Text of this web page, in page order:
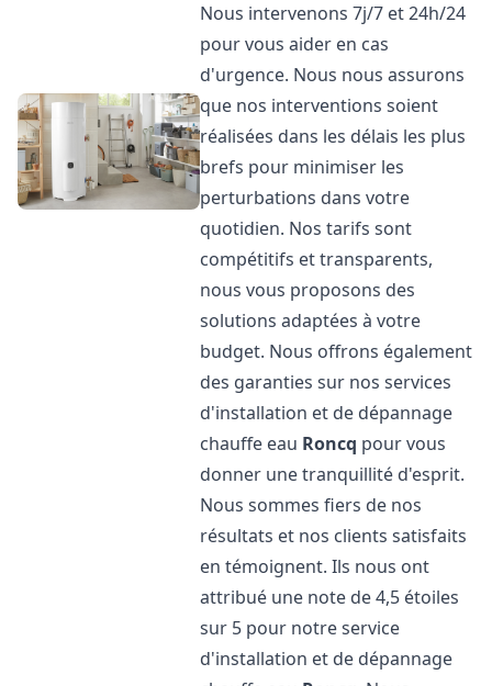
Nous intervenons 7j/7 et 24h/24
pour vous aider en cas
d'urgence. Nous nous assurons
que nos interventions soient
réalisées dans les délais les plus
brefs pour minimiser les
perturbations dans votre
quotidien. Nos tarifs sont
compétitifs et transparents,
nous vous proposons des
solutions adaptées à votre
budget. Nous offrons également
des garanties sur nos services
d'installation et de dépannage
chauffe eau Roncq pour vous
donner une tranquillité d'esprit.
Nous sommes fiers de nos
résultats et nos clients satisfaits
en témoignent. Ils nous ont
attribué une note de 4,5 étoiles
sur 5 pour notre service
d'installation et de dépannage